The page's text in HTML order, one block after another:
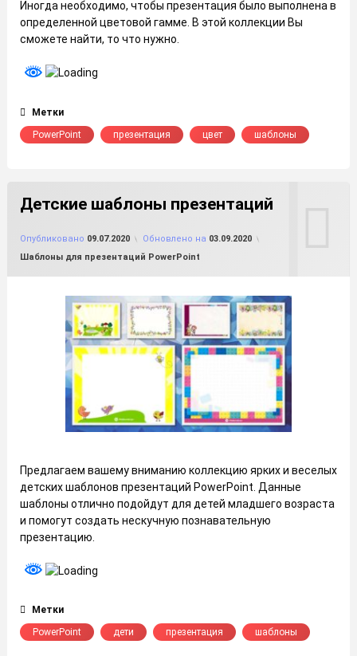
Иногда необходимо, чтобы презентация было выполнена в
определенной цветовой гамме. В этой коллекции Вы
сможете найти, то что нужно.
Метки
PowerPoint
презентация цвет шаблоны
Детские шаблоны презентаций
Опубликовано 09.07.2020 Обновлено на 03.09.2020
Рубрики:
Шаблоны для презентаций PowerPoint
Предлагаем вашему вниманию коллекцию ярких и веселых
детских шаблонов презентаций PowerPoint. Данные
шаблоны отлично подойдут для детей младшего возраста
и помогут создать нескучную познавательную
презентацию.
Метки
PowerPoint
дети презентация шаблоны